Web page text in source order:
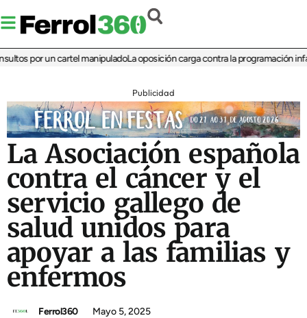
por un cartel manipuladoLa oposición carga contra la programación
Publicidad
La Asociación española
contra el cáncer y el
servicio gallego de
salud unidos para
apoyar a las familias y
enfermos
Ferrol360 Mayo 5, 2025